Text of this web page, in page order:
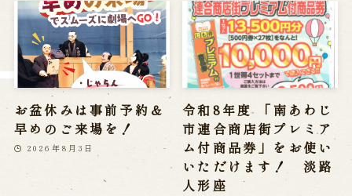
関連施設
通販サイトうずのくに
道の駅うずしお
うずの丘大鳴門橋記念館
お盆休みは事前予約＆
早めのご来場を！
2026年8月3日
令和8年度 「南あわじ
市連合商店街プレミア
ム付商品券」をお使い
いただけます！ 淡路
人形座